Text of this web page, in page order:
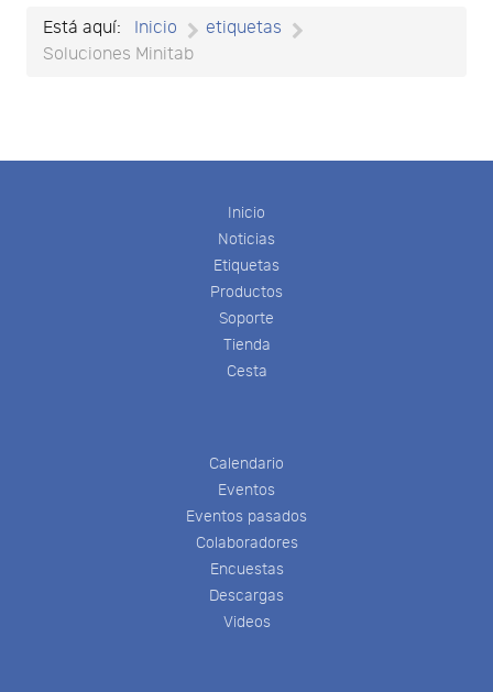
Está aquí: Inicio
etiquetas
Soluciones Minitab
Inicio
Noticias
Etiquetas
Productos
Soporte
Tienda
Cesta
Calendario
Eventos
Eventos pasados
Colaboradores
Encuestas
Descargas
Videos